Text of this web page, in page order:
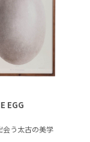
EGG
会う太古の美学